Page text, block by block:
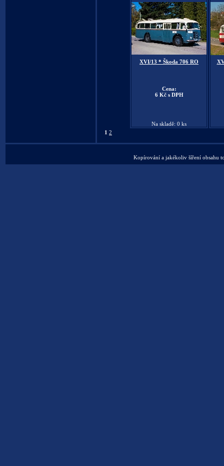
XVI/13 * Škoda 706 RO
Cena:
6 Kč s DPH
Na skladě: 0 ks
1 2
Kopírování a jakékoliv šíření obsahu